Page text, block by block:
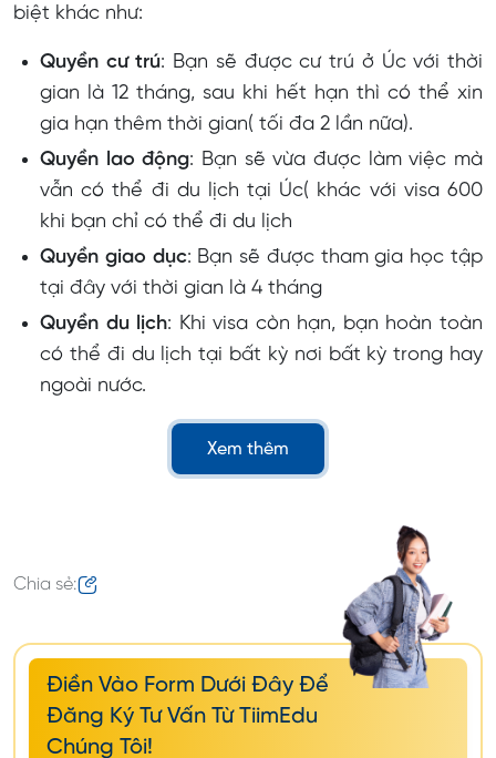
biệt khác như:
Quyền cư trú: Bạn sẽ được cư trú ở Úc với thời
gian là 12 tháng, sau khi hết hạn thì có thể xin
gia hạn thêm thời gian( tối đa 2 lần nữa).
Quyền lao động: Bạn sẽ vừa được làm việc mà
vẫn có thể đi du lịch tại Úc( khác với visa 600
khi bạn chỉ có thể đi du lịch
Quyền giao dục: Bạn sẽ được tham gia học tập
tại đây với thời gian là 4 tháng
Quyền du lịch: Khi visa còn hạn, bạn hoàn toàn
có thể đi du lịch tại bất kỳ nơi bất kỳ trong hay
ngoài nước.
Quyền bảo lãnh nhân thân: Nếu muốn bảo lãnh
vợ/chồng sang thì cần phải làm một visa 462
> Tìm hiểu nhiều loại visa khi làm việc tại Úc hơn
Visa tay nghề Úc: Định cư Úc theo diện tay
nghề mới nhất
Xem thêm
Chia sẻ:
Điền Vào Form Dưới Đây Để
Đăng Ký Tư Vấn Từ TiimEdu
Chúng Tôi!